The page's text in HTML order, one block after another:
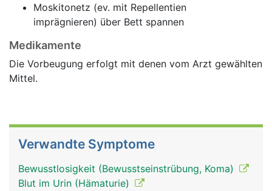
Moskitonetz (ev. mit Repellentien
imprägnieren) über Bett spannen
Medikamente
Die Vorbeugung erfolgt mit denen vom Arzt gewählten
Mittel.
Verwandte Symptome
Bewusstlosigkeit (Bewusstseinstrübung, Koma)
Blut im Urin (Hämaturie)